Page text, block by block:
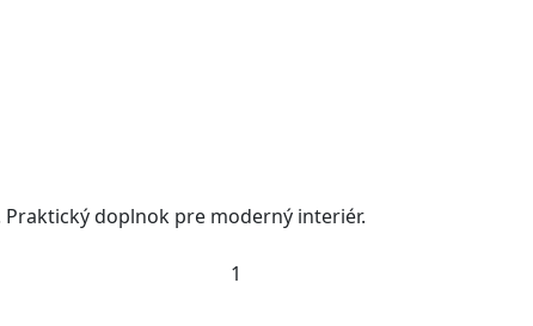
doplnok pre moderný interiér.
1